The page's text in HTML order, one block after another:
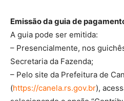
Emissão da guia de
A guia pode ser emitida:
– Presencialmente, nos
Secretaria da Fazenda;
– Pelo site da Prefeitura de
(https://canela.rs.gov.br),